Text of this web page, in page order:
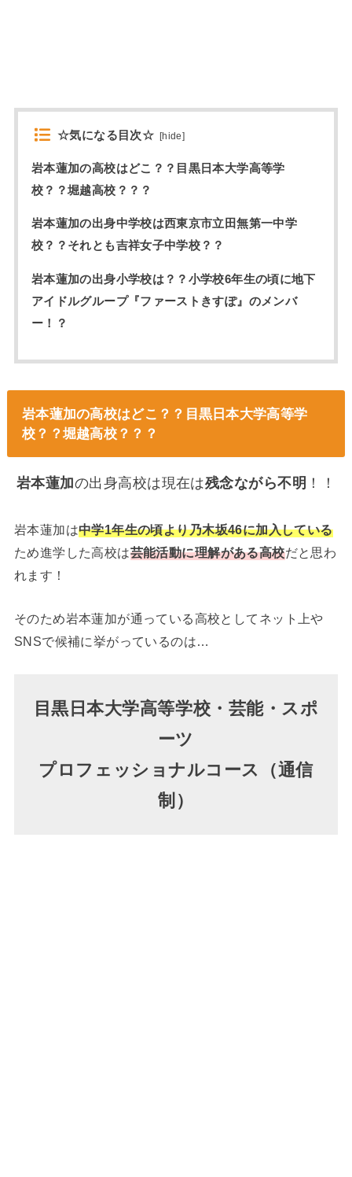
☆気になる目次☆ [hide]
岩本蓮加の高校はどこ？？目黒日本大学高等学
校？？堀越高校？？？
岩本蓮加の出身中学校は西東京市立田無第一中学
校？？それとも吉祥女子中学校？？
岩本蓮加の出身小学校は？？小学校6年生の頃に地下
アイドルグループ『ファーストきすぽ』のメンバ
ー！？
岩本蓮加の高校はどこ？？目黒日本大学高等学
校？？堀越高校？？？
岩本蓮加の出身高校は現在は残念ながら不明 ！！
岩本蓮加は中学1年生の頃より乃木坂46に加入している
ため進学した高校は芸能活動に理解がある高校だと思わ
れます！
そのため岩本蓮加が通っている高校としてネット上や
SNSで候補に挙がっているのは…
目黒日本大学高等学校・芸能・スポ
ーツ
プロフェッショナルコース（通信
制）